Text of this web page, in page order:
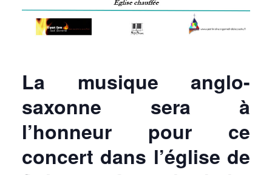
La musique anglo-
saxonne sera à
l’honneur pour ce
concert dans l’église de